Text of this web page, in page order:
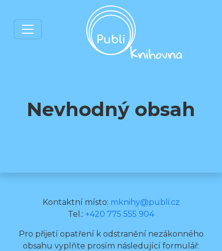
Nevhodný obsah
Kontaktní místo: mknihy@publi.cz
Tel.: +420 775 555 904
Pro přijetí opatření k odstranění nezákonného
obsahu vyplňte prosím následující formulář: